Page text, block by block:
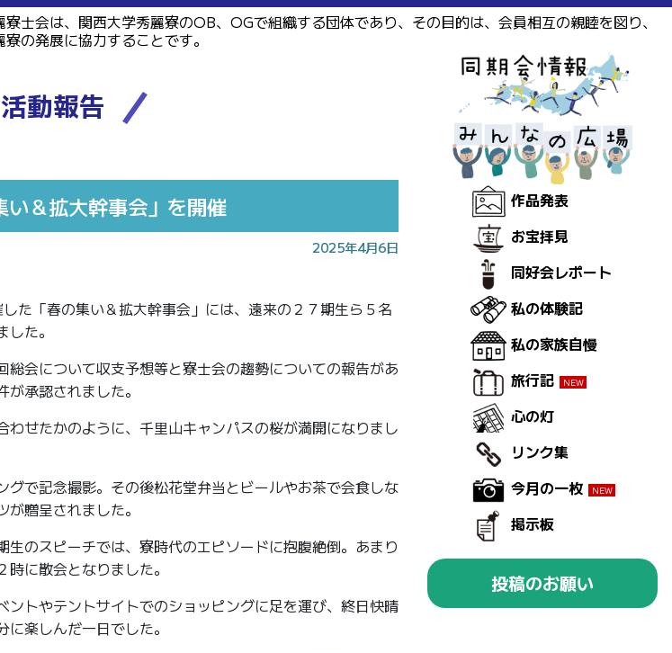
寮士会は、関西大学秀麗寮のOB、OGで組織する団体であり、その目的は、会員相互の親睦を図り、
寮の発展に協力することです。
活動報告
い＆拡大幹事会」を開催
2025年4月6日
た「春の集い＆拡大幹事会」には、遠来の２７期生ら５名
た。
会について収支予想等と寮士会の趨勢についての報告があ
承認されました。
せたかのように、千里山キャンパスの桜が満開になりまし
で記念撮影。その後松花堂弁当とビールやお茶で会食しな
贈呈されました。
のスピーチでは、寮時代のエピソードに抱腹絶倒。あまり
に散会となりました。
トやテントサイトでのショッピングに足を運び、終日快晴
楽しんだ一日でした。
作品発表
お宝拝見
同好会レポート
私の体験記
私の家族自慢
旅行記
心の灯
リンク集
今月の一枚
掲示板
投稿のお願い